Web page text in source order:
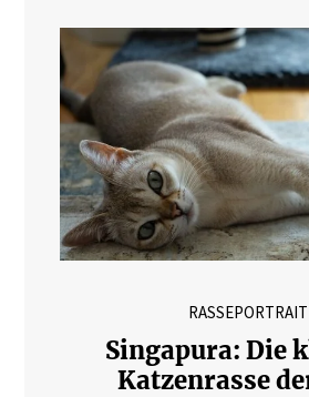
RASSEPORTRAIT
Singapura: Die
Katzenrasse